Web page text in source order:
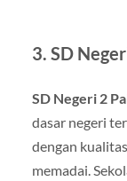
3. SD
SD Negeri 2
dasar negeri
dengan
memadai.